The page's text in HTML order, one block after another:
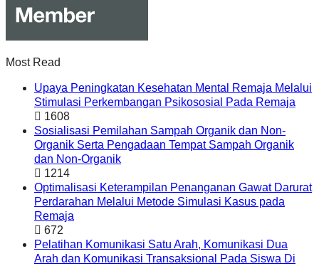
Most Read
Upaya Peningkatan Kesehatan Mental Remaja Melalui
Stimulasi Perkembangan Psikososial Pada Remaja
1608
Sosialisasi Pemilahan Sampah Organik dan Non-
Organik Serta Pengadaan Tempat Sampah Organik
dan Non-Organik
1214
Optimalisasi Keterampilan Penanganan Gawat Darurat
Perdarahan Melalui Metode Simulasi Kasus pada
Remaja
672
Pelatihan Komunikasi Satu Arah, Komunikasi Dua
Arah dan Komunikasi Transaksional Pada Siswa Di